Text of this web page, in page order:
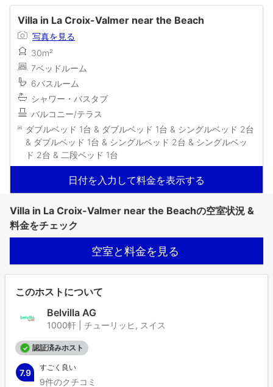
Villa in La Croix-Valmer near the Beach
写真を見る
30m²
7ベッドルーム
6バスルーム
シャワー・バスタブ
バルコニー/テラス
ダブルベッド 1台 & ダブルベッド 1台 & シングルベッド 2台
& ダブルベッド 1台 & シングルベッド 2台 & シングルベッ
ド 2台 & 二段ベッド 1台
日付を入力して料金を表示する
Villa in La Croix-Valmer near the Beachの空室状況 &
料金をチェック
空室と料金を見る
このホストについて
Belvilla AG
1000軒 | チューリッヒ, スイス
認証済みホスト
7.9 すごく良い
9件のクチコミ